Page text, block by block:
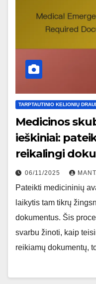
TARPTAUTINIO KELIONIŲ
Medicinos
ieškiniai:
reikalingi
06/11/2025
Pateikti medicininių
laikytis tam tikrų
dokumentus. Šis
svarbu žinoti, kaip
reikiamų dokumentų,